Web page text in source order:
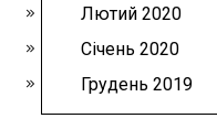
Лютий 2020
Січень 2020
Грудень 2019